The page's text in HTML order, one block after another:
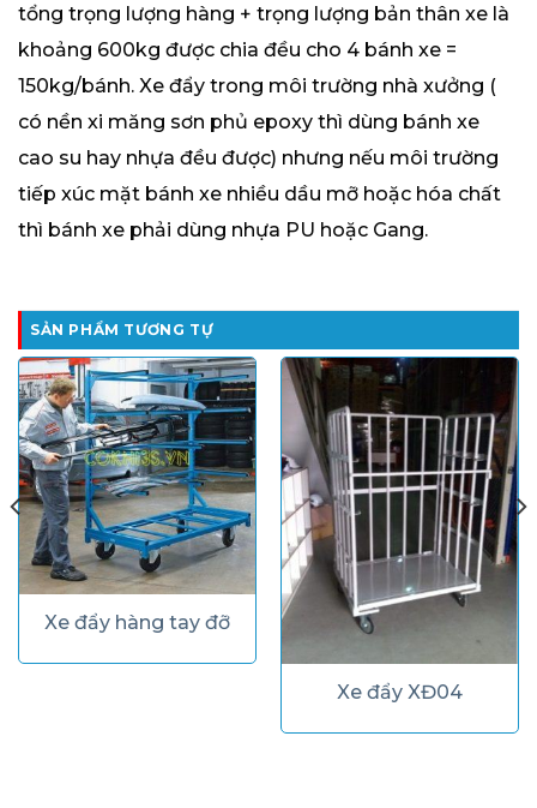
tổng trọng lượng hàng + trọng lượng bản thân xe là
khoảng 600kg được chia đều cho 4 bánh xe =
150kg/bánh. Xe đẩy trong môi trường nhà xưởng (
có nền xi măng sơn phủ epoxy thì dùng bánh xe
cao su hay nhựa đều được) nhưng nếu môi trường
tiếp xúc mặt bánh xe nhiều dầu mỡ hoặc hóa chất
thì bánh xe phải dùng nhựa PU hoặc Gang.
SẢN PHẨM TƯƠNG TỰ
Xe đẩy hàng tay đỡ
Xe đẩy XĐ04